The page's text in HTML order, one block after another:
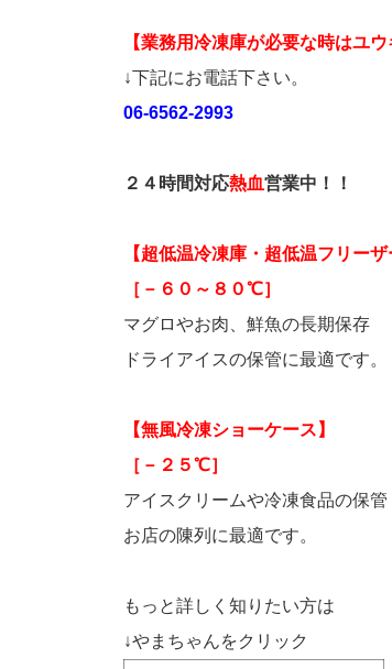
【業務用冷凍庫が必要な時はユウ
↓下記にお電話下さい。
06-6562-2993
２４時間対応熱血営業中！！
【超低温冷凍庫・超低温フリーザ
［－６０～８０℃］
マグロやお肉、鮮魚の長期保存
ドライアイスの保管に最適です。
【無風冷凍ショーケース】
［－２５℃］
アイスクリームや冷凍食品の保管
お店の陳列に最適です。
もっと詳しく知りたい方は
↓やまちゃんをクリック